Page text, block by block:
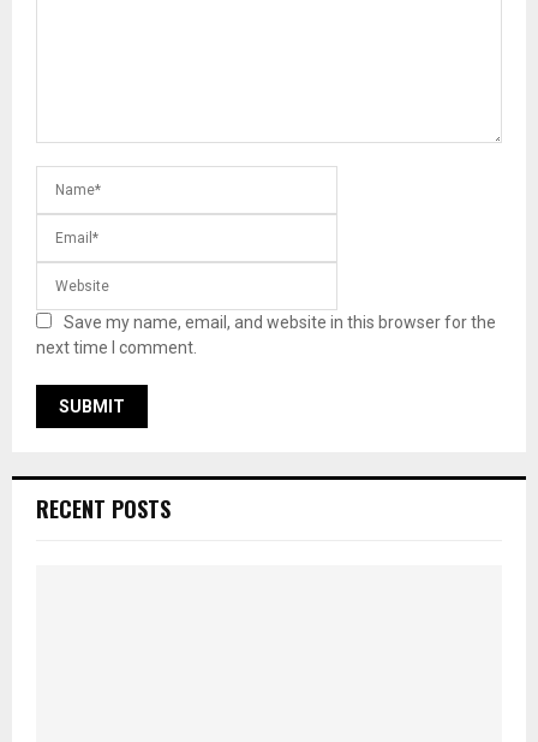
Save my name, email, and website in this browser for the
next time I comment.
RECENT POSTS